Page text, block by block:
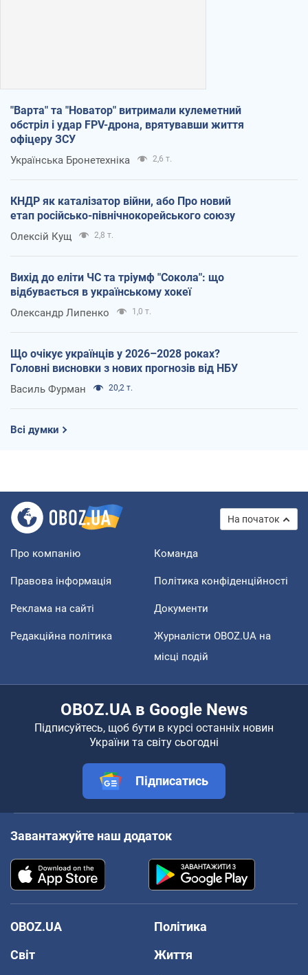
"Варта" та "Новатор" витримали кулеметний
обстріл і удар FPV-дрона, врятувавши життя
офіцеру ЗСУ
Українська Бронетехніка 2,6 т.
КНДР як каталізатор війни, або Про новий
етап російсько-північнокорейського союзу
Олексій Кущ 2,8 т.
Вихід до еліти ЧС та тріумф "Сокола": що
відбувається в українському хокеї
Олександр Липенко 1,0 т.
Що очікує українців у 2026–2028 роках?
Головні висновки з нових прогнозів від НБУ
Василь Фурман 20,2 т.
Всі думки
На початок
Про компанію Команда
Правова інформація Політика конфіденційності
Реклама на сайті Документи
Редакційна політика
Журналісти OBOZ.UA на
місці подій
OBOZ.UA в Google News
Підписуйтесь, щоб бути в курсі останніх новин
України та світу сьогодні
Підписатись
Завантажуйте наш додаток
OBOZ.UA
Політика
Світ
Життя